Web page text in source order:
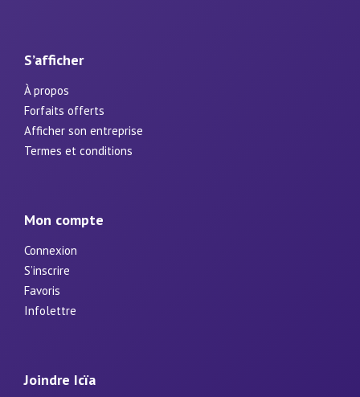
S’afficher
À propos
Forfaits offerts
Afficher son entreprise
Termes et conditions
Mon compte
Connexion
S’inscrire
Favoris
Infolettre
Joindre Icïa